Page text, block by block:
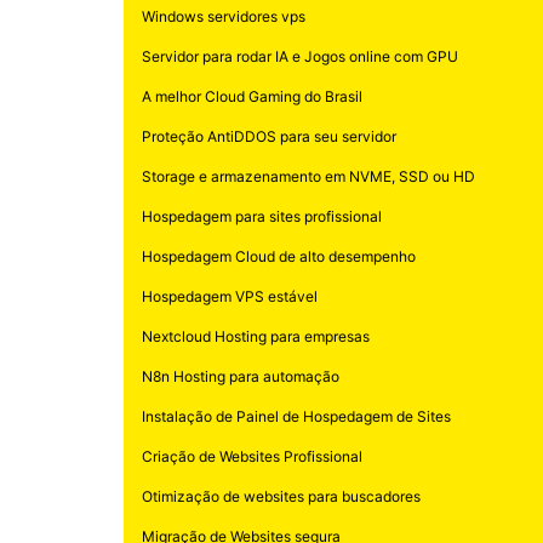
Windows servidores vps
Servidor para rodar IA e Jogos online com GPU
A melhor Cloud Gaming do Brasil
Proteção AntiDDOS para seu servidor
Storage e armazenamento em NVME, SSD ou HD
Hospedagem para sites profissional
Hospedagem Cloud de alto desempenho
Hospedagem VPS estável
Nextcloud Hosting para empresas
N8n Hosting para automação
Instalação de Painel de Hospedagem de Sites
Criação de Websites Profissional
Otimização de websites para buscadores
Migração de Websites segura